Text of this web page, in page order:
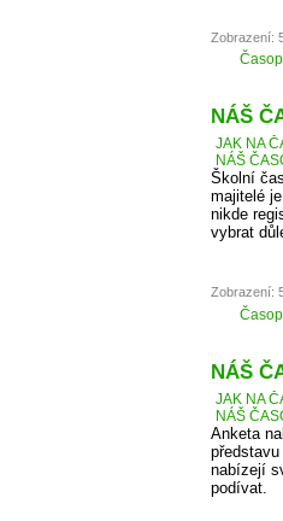
Zobrazení:
NÁŠ
JAK NA
NÁŠ
Školní
majitelé
nikde
vybrat
Zobrazení:
NÁŠ
JAK NA
NÁŠ
Anketa
nabízejí
podívat.